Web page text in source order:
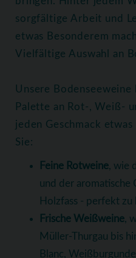
sorgfältige Arbeit und
etwas Besonderem
Vielfältige Auswahl an
Unsere
Palette an Rot-, Weiß-
jeden Geschmack
Sie:
Feine Rotweine, wie
und der aromatische
Holzfass - perfekt zu
Frische Weißweine,
Müller-Thurgau bis
Blanc,